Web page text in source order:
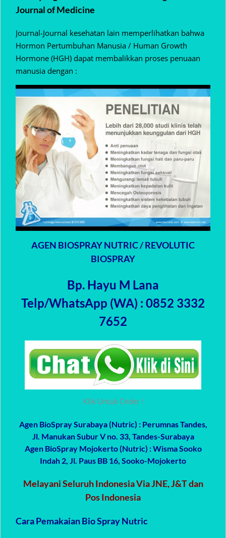
Journal of Medicine
Journal-Journal kesehatan lain memperlihatkan bahwa
Hormon Pertumbuhan Manusia / Human Growth
Hormone (HGH) dapat membalikkan proses penuaan
manusia dengan :
AGEN BIOSPRAY NUTRIC / REVOLUTIC
BIOSPRAY
Bp. Hayu M Lana
Telp/WhatsApp (WA) : 0852 3332
7652
Klik Untuk Order !
Agen BioSpray Surabaya (Nutric) : Perumnas Tandes,
Jl. Manukan Subur V no. 33, Tandes-Surabaya
Agen BioSpray Mojokerto (Nutric) : Wisma Sooko
Indah 2, Jl. Paus BB 16, Sooko-Mojokerto
Melayani Seluruh Indonesia Via JNE, J&T dan
Pos Indonesia
Cara Pemakaian Bio Spray Nutric